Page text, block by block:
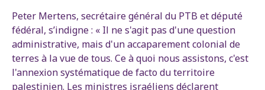
Peter Mertens, secrétaire général du PTB et député
fédéral, s’indigne : « Il ne s'agit pas d'une question
administrative, mais d'un accaparement colonial de
terres à la vue de tous. Ce à quoi nous assistons, c'est
l'annexion systématique de facto du territoire
palestinien. Les ministres israéliens déclarent